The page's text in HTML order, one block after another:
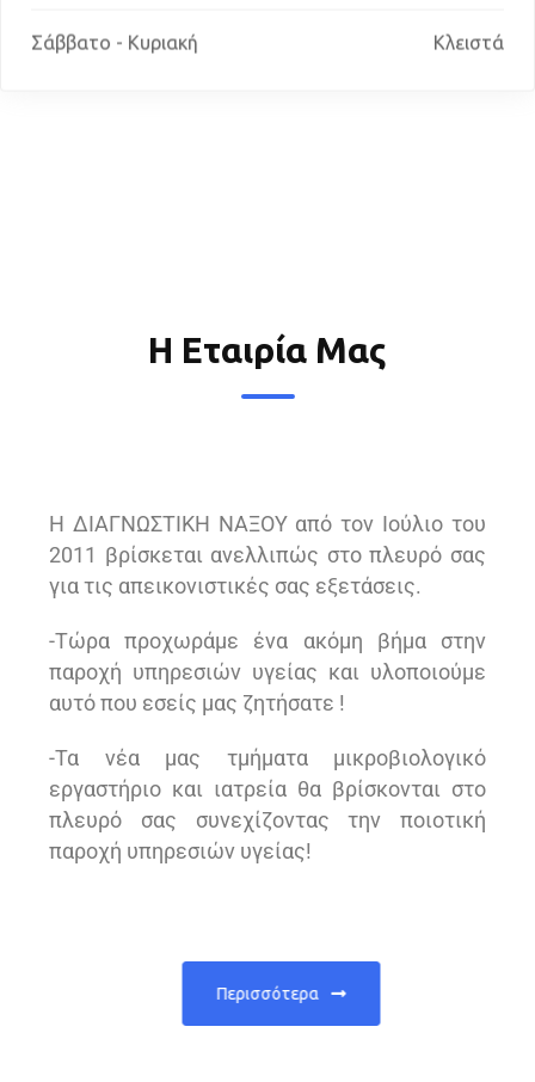
Σάββατο - Κυριακή Κλειστά
Η Εταιρία Μας
Η ΔΙΑΓΝΩΣΤΙΚΗ ΝΑΞΟΥ από τον Ιούλιο του
2011 βρίσκεται ανελλιπώς στο πλευρό σας
για τις απεικονιστικές σας εξετάσεις.
-Tώρα προχωράμε ένα ακόμη βήμα στην
παροχή υπηρεσιών υγείας και υλοποιούμε
αυτό που εσείς μας ζητήσατε !
-Τα νέα μας τμήματα μικροβιολογικό
εργαστήριο και ιατρεία θα βρίσκονται στο
πλευρό σας συνεχίζοντας την ποιοτική
παροχή υπηρεσιών υγείας!
Περισσότερα